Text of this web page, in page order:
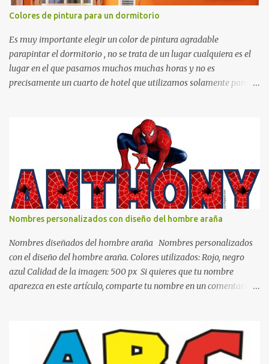
Colores de pintura para un dormitorio
Es muy importante elegir un color de pintura agradable
parapintar el dormitorio , no se trata de un lugar cualquiera es el
lugar en el que pasamos muchos muchas horas y no es
precisamente un cuarto de hotel que utilizamos solamente para
cómodo y también para nuestra vista. Te mostramos algunas
sugerencias que pueden brindar la elegancia y estilo que buscas
para tu dormitorio. El color naranja es una buena opción para
recibir esa luz y felicidad que todo ser humano necesita. El color
blanco es ideal para lograr el relax total, es un color que va con
todo y además es color bastante limpio que te dará esa sensación
de calidez. Los colores terra son excelentes para usar en el
dormitorio nos brinda esa sensación de tranquilidad y confort. El
color gris es un color muy relajante y por lo tanto entra en la lista
de colo...
Nombres personalizados con diseño del hombre araña
Nombres diseñados del hombre araña Nombres personalizados
con el diseño del hombre araña. Colores utilizados: Rojo, negro
azul Calidad de la imagen: 500 px Si quieres que tu nombre
aparezca en este artículo, comparte tu nombre en un comentario y
decorar el dormitorio con pósters Cama con diseño de ring de
boxeo Ideas para decoraciones de fiestas infantiles Cosas bonitas
que se pueden hacer con gomas de coche